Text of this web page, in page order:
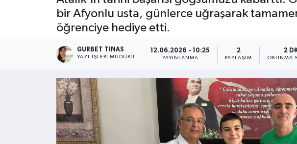
bir Afyonlu usta, günlerce uğraşarak
öğrenciye hediye etti.
GURBET TINAS
YAZI İŞLERI MÜDÜRÜ
12.06.2026 - 10:25
YAYINLANMA
2
PAYLAŞIM
2
OKUNMA
Kültür - Sanat